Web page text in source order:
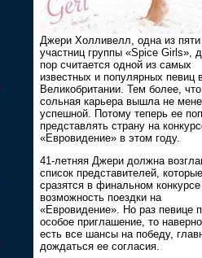
Джери Холливелл, одна из
участниц группы «Spice Girls»,
пор считается одной из самых
известных и популярных певиц
Великобритании. Тем более,
сольная карьера вышла не
успешной. Потому теперь ее
представлять страну на
«Евровидение» в этом году.
41-летняя Джери должна
список представителей, которые
сразятся в финальном конкурсе
возможность поездки на
«Евровидение». Но раз певице
особое приглашение, то
есть все шансы на победу,
дождаться ее согласия.